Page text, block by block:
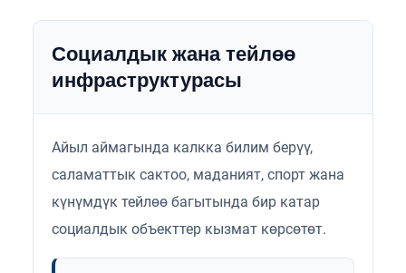
Социалдык жана тейлөө
инфраструктурасы
Айыл аймагында калкка билим берүү,
саламаттык сактоо, маданият, спорт жана
күнүмдүк тейлөө багытында бир катар
социалдык объекттер кызмат көрсөтөт.